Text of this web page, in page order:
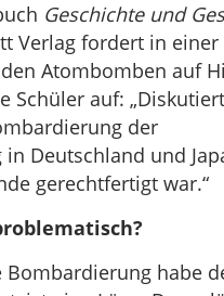
Geschichte und
Verlag fordert in einer
Atombomben auf
Schüler auf:
der
Deutschland und
gerechtfertigt war.“
Bombardierung habe